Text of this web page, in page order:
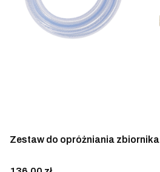
Zestaw do opróżniania zbiornika